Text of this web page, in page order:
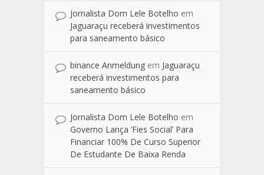
Jornalista Dom Lele Botelho em
Jaguaraçu receberá investimentos
para saneamento básico
binance Anmeldung em Jaguaraçu
receberá investimentos para
saneamento básico
Jornalista Dom Lele Botelho em
Governo Lança ‘Fies Social’ Para
Financiar 100% De Curso Superior
De Estudante De Baixa Renda